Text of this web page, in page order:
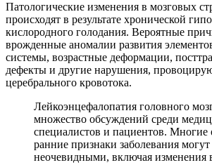
Патологические изменения в мозговых
происходят в результате хронической
кислородного голодания. Вероятные
врожденные аномалии развития
системы, возрастные деформации,
дефекты и другие нарушения,
церебрального кровотока.
Лейкоэнцефалопатия головного
множество обсуждений среди
специалистов и пациентов. Многие
ранние признаки заболевания
неочевидными, включая изменения